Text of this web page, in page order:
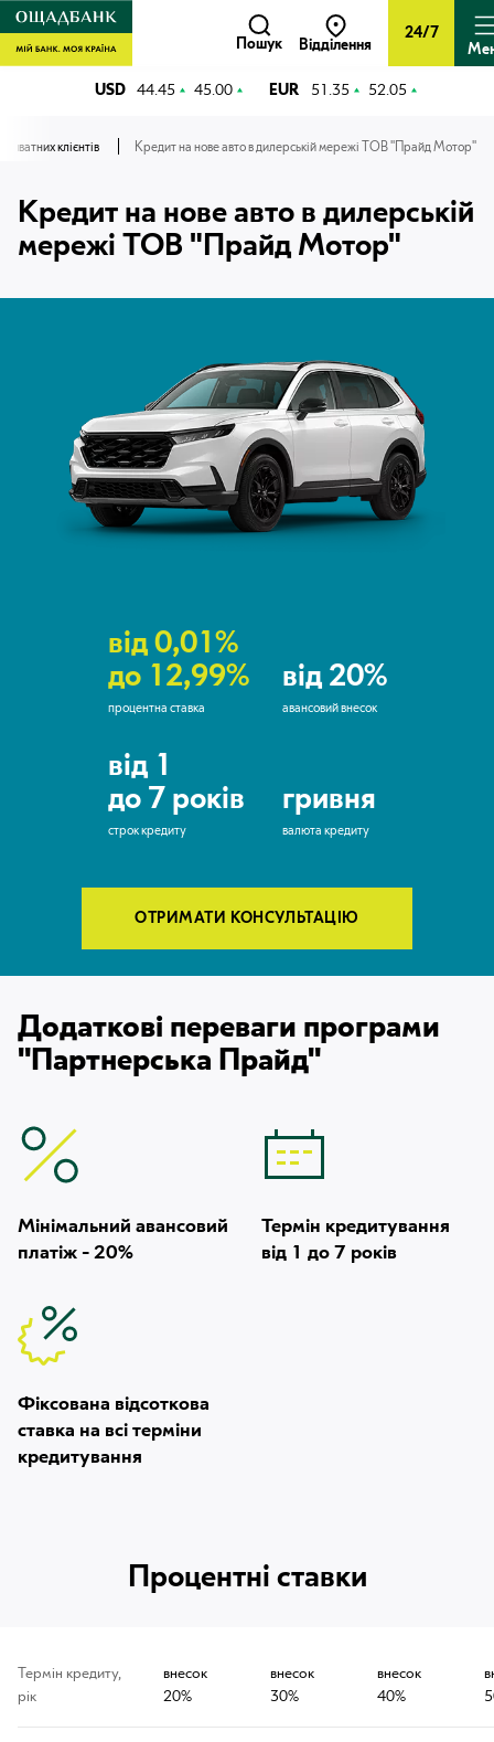
Пошук Відділення
24/7
USD 44.45 45.00 EUR 51.35 52.05
клієнтів Кредит на нове авто в дилерській мережі ТОВ "Прайд Мотор"
Кредит на нове авто в дилерській
мережі ТОВ "Прайд Мотор"
від 0,01%
до 12,99%
процентна ставка
від 1
до 7 років
строк кредиту
від 20%
авансовий внесок
гривня
валюта кредиту
ОТРИМАТИ КОНСУЛЬТАЦІЮ
Додаткові переваги програми
"Партнерська Прайд"
Мінімальний авансовий
платіж - 20%
Термін кредитування
від 1 до 7 років
Фіксована відсоткова
ставка на всі терміни
кредитування
Процентні ставки
Термін кредиту,
рік
внесок
20%
внесок
30%
внесок
40%